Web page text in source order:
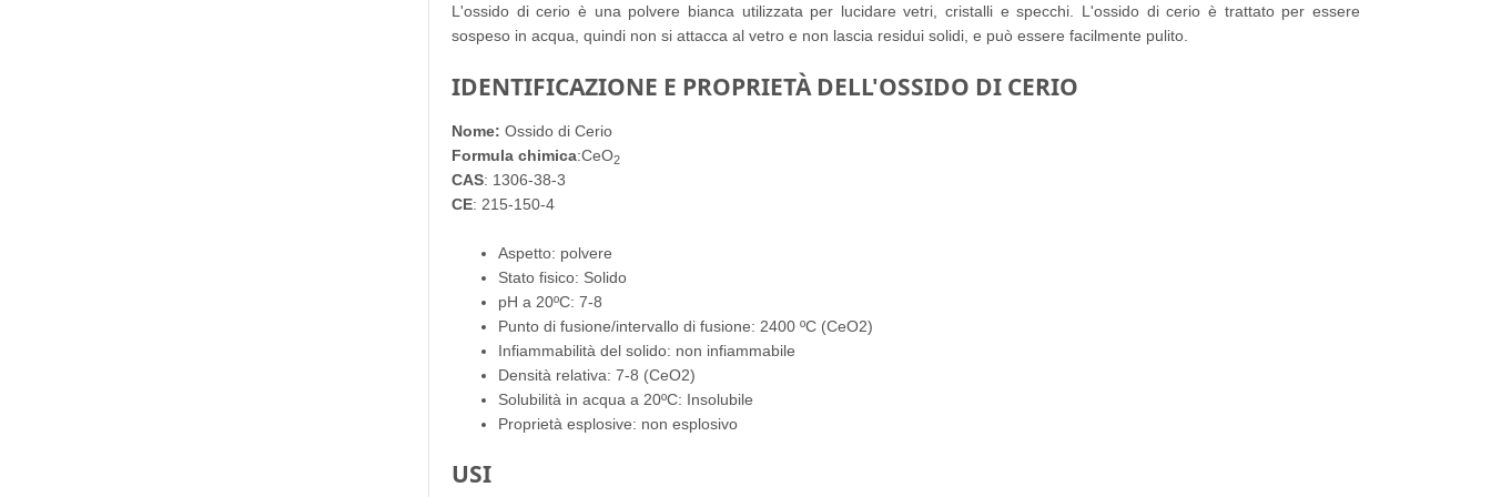
L'ossido di cerio è una polvere bianca utilizzata per lucidare vetri, cristalli e specchi. L'ossido di cerio è trattato per essere
sospeso in acqua, quindi non si attacca al vetro e non lascia residui solidi, e può essere facilmente pulito.
IDENTIFICAZIONE E PROPRIETÀ DELL'OSSIDO DI CERIO
Nome: Ossido di Cerio
Formula chimica:CeO2
CAS: 1306-38-3
CE: 215-150-4
Aspetto: polvere
Stato fisico: Solido
pH a 20ºC: 7-8
Punto di fusione/intervallo di fusione: 2400 ºC (CeO2)
Infiammabilità del solido: non infiammabile
Densità relativa: 7-8 (CeO2)
Solubilità in acqua a 20ºC: Insolubile
Proprietà esplosive: non esplosivo
USI